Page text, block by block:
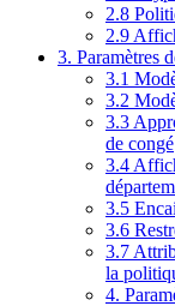
2.8
2.9
3. Paramètres
3.1
3.2
3.3
de congé
3.4
3.5
3.6
3.7
la
4.